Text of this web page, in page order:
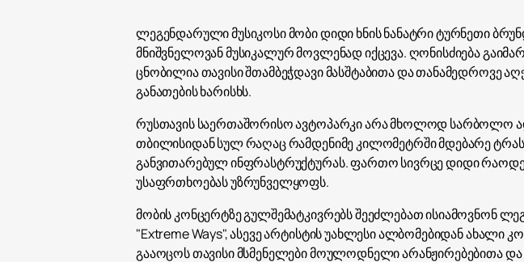
ლეგენდარული მუსიკოსი მობი დიდი ხნის ნანატრი ტურნეთი
მნიშვნელოვან მუსიკალურ მოვლენად იქცევა. ღონისძიება
ცნობილია თავისი შთამბეჭდავი მასშტაბითა და თანამედროვე
განათების ხარისხს.
რუსთავის საერთაშორისო ავტოპარკი არა მხოლოდ სარბოლო
თბილისიდან სულ რაღაც რამდენიმე კილომეტრში მდებარე
განვითარებულ ინფრასტრუქტურას. ფართო სივრცე დიდი
უსაფრთხოებას უზრუნველყოფს.
მობის კონცერტზე გულშემატკივრებს შეეძლებათ ისიამოვნონ
"Extreme Ways", ასევე არტისტის უახლესი ალბომებიდან
გააოცოს თავისი მსმენელები მოულოდნელი არანჟირებებითა